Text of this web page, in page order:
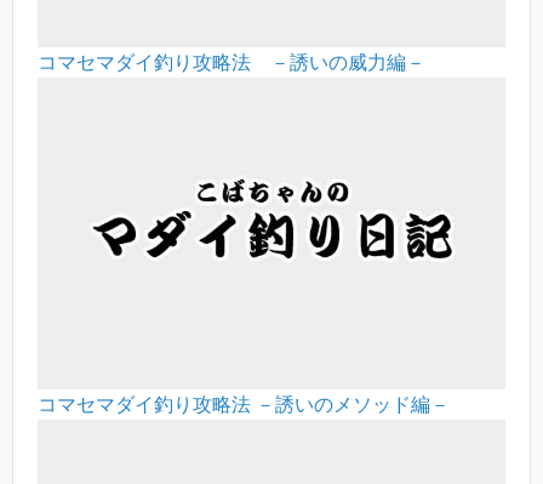
コマセマダイ釣り攻略法 －誘いの威力編－
コマセマダイ釣り攻略法 －誘いのメソッド編－